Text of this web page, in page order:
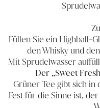
Füllen Sie ein Highball-
den Whisky und
Mit Sprudelwasser
Der „Sweet
Grüner Tee gibt sich in
Fest für die Sinne ist,